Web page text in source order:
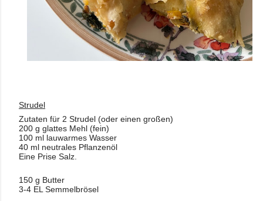
Strudel
Zutaten für 2 Strudel (oder einen großen)
200 g glattes Mehl (fein)
100 ml lauwarmes Wasser
40 ml neutrales Pflanzenöl
Eine Prise Salz.
150 g Butter
3-4 EL Semmelbrösel